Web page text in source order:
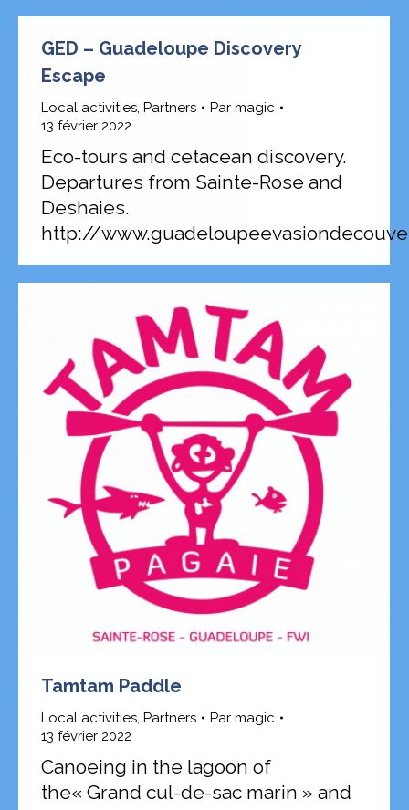
GED – Guadeloupe Discovery
Escape
Local activities, Partners Par magic
13 février 2022
Eco-tours and cetacean discovery.
Departures from Sainte-Rose and
Deshaies.
http://
Tamtam Paddle
Local activities, Partners Par magic
13 février 2022
Canoeing in the lagoon of
the« Grand cul-de-sac marin » and